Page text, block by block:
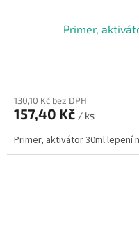
Primer,
130,10 Kč bez DPH
157,40 Kč / ks
Primer, aktivátor 30ml lepení